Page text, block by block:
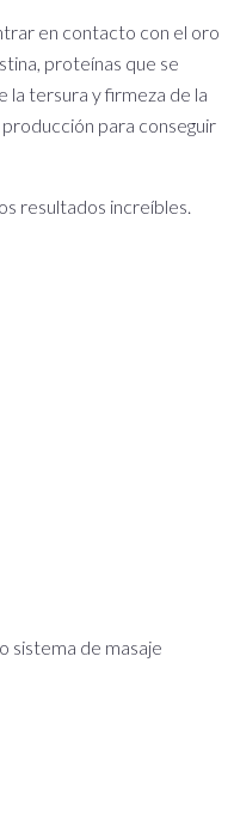
en contacto con el oro
proteínas que se
la tersura y firmeza de la
para conseguir
resultados increíbles.
sistema de masaje